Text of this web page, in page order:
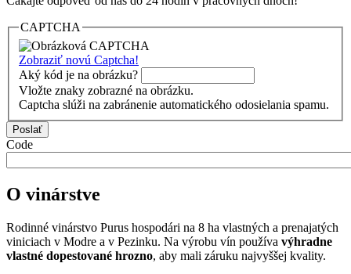
CAPTCHA
Zobraziť novú Captcha!
Aký kód je na obrázku?
Vložte znaky zobrazné na obrázku.
Captcha slúži na zabránenie automatického odosielania spamu.
Code
O vinárstve
Rodinné vinárstvo Purus hospodári na 8 ha vlastných a prenajatých
viniciach v Modre a v Pezinku. Na výrobu vín používa výhradne
vlastné dopestované hrozno, aby mali záruku najvyššej kvality.